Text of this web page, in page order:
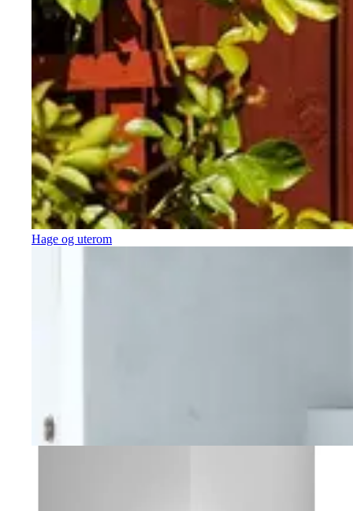
Hage og uterom